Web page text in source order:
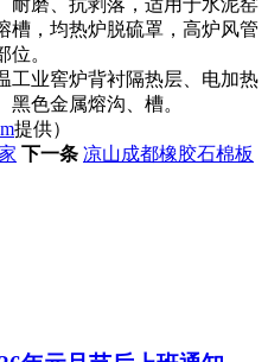
槽，均热炉脱硫罩，高炉风管
。
工业窖炉背衬隔热层、电加热
色金属熔沟、槽。
提供）
下一条 凉山成都橡胶石棉板